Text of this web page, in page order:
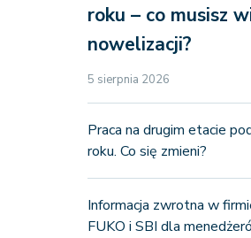
roku – co musisz
nowelizacji?
5 sierpnia 2026
Praca na drugim etacie
roku. Co się zmieni?
Informacja zwrotna w
FUKO i SBI dla